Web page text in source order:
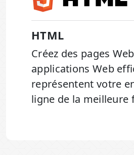
HTML
Créez des pages
applications Web
représentent votre
ligne de la meilleure